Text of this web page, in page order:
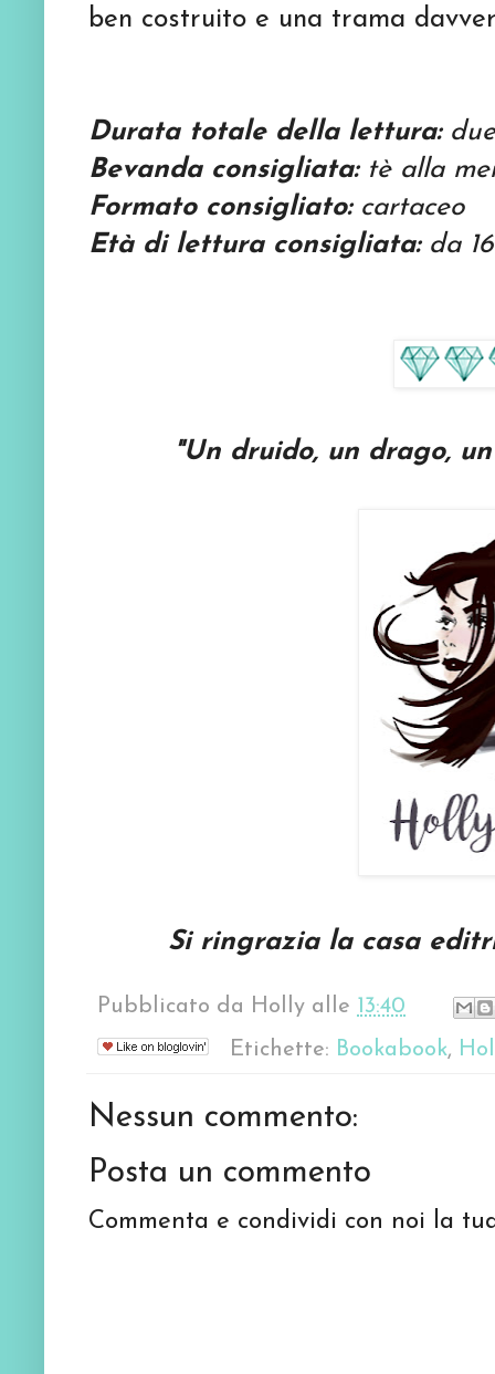
ben costruito e una trama
Durata totale della lettura:due
Bevanda consigliata: tè alla
Formato consigliato: cartaceo
Età di lettura consigliata:da
"Un druido, un drago,
Si ringrazia la casa
Pubblicato da Holly alle 13:40
Etichette: Bookabook,
Nessun commento:
Posta un commento
Commenta e condividi con noi la